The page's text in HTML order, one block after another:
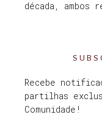
década, ambos
Recebe
partilhas
Comunidade!